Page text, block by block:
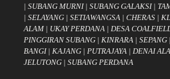
| SUBANG MURNI| SUBANG GALAKSI|
| SELAYANG | SETIAWANGSA | CHERAS |
ALAM| UKAY PERDANA | DESA
PINGGIRAN SUBANG | KINRARA | SEPANG |
BANGI| KAJANG | PUTRAJAYA | DENAI
JELUTONG | SUBANG PERDANA